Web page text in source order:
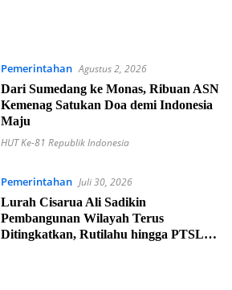
Pemerintahan Agustus 2, 2026
Dari Sumedang ke Monas, Ribuan ASN
Kemenag Satukan Doa demi Indonesia
Maju
HUT Ke-81 Republik Indonesia
Pemerintahan Juli 30, 2026
Lurah Cisarua Ali Sadikin
Pembangunan Wilayah Terus
Ditingkatkan, Rutilahu hingga PTSL